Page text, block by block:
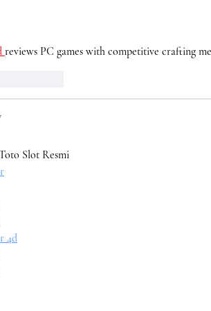
reviews PC games with competitive crafting
Slot Resmi
4d